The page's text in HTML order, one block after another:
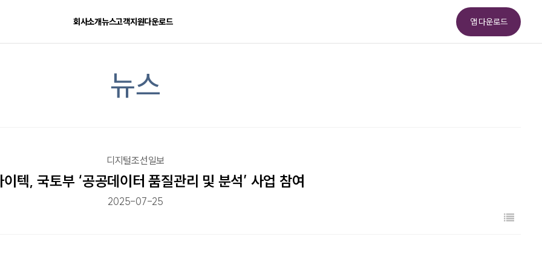
회사소개뉴스고객지원다운로드 앱 다운로드
뉴스
디지털조선일보
텍, 국토부 ‘공공데이터 품질관리 및 분석’ 사업 참여
2025-07-25